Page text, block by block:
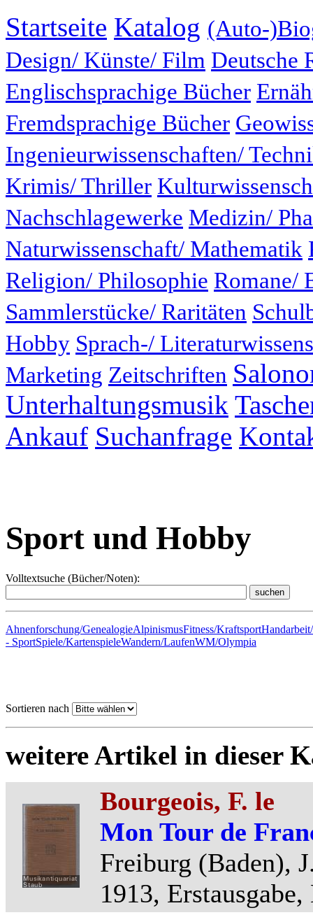
Startseite Katalog (Auto-
Design/ Künste/ Film Deutsche
Englischsprachige Bücher
Fremdsprachige Bücher
Ingenieurwissenschaften/
Krimis/ Thriller
Nachschlagewerke Medizin/
Naturwissenschaft/ Mathematik
Religion/ Philosophie Romane/
Sammlerstücke/ Raritäten
Hobby Sprach-/
Marketing Zeitschriften
Unterhaltungsmusik
Ankauf Suchanfrage
Sport und Hobby
Volltextsuche (Bücher/Noten):
Ahnenforschung/GenealogieAlpinismusFitness/Kraftsport
- SportSpiele/KartenspieleWandern/LaufenWM/Olympia
Sortieren nach
weitere Artikel in dieser
Bourgeois, F. le
Mon Tour de
Freiburg (Baden),
1913,